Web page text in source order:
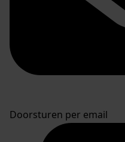
Doorsturen per email